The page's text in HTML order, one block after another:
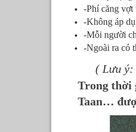
-Phí căng vợt
-Không áp
-Mỗi người
-Ngoài ra có
( Lưu ý:
Trong thời
Taan…